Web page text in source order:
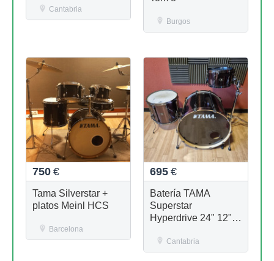
Cantabria
Burgos
750 €
Tama Silverstar +
platos Meinl HCS
Barcelona
695 €
Batería TAMA
Superstar
Hyperdrive 24" 12"
Cantabria